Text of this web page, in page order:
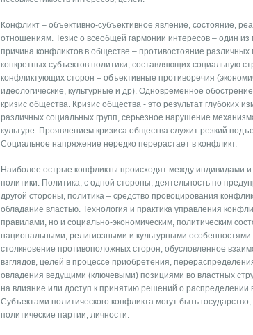
Конфликт – объективно-субъективное явление, состояние,
отношениям. Тезис о всеобщей гармонии интересов – один
причина конфликтов в обществе – противостояние
конкретных субъектов политики, составляющих социальную
конфликтующих сторон – объективные противоречия
идеологические, культурные и др). Одновременное
кризис общества. Кризис общества - это результат глубоких
различных социальных групп, серьезное нарушение
культуре. Проявлением кризиса общества служит резкий
Социальное напряжение нередко перерастает в конфликт.
Наиболее острые конфликты происходят между индивидами
политики. Политика, с одной стороны, деятельность по
другой стороны, политика – средство провоцирования
обладание властью. Технология и практика управления
правилами, но и социально-экономическим, политическим
национальными, религиозными и культурными
столкновение противоположных сторон, обусловленное
взглядов, целей в процессе приобретения,
овладения ведущими (ключевыми) позициями во властных
на влияние или доступ к принятию решений о распределении
Субъектами политического конфликта могут быть
политические партии, личности.